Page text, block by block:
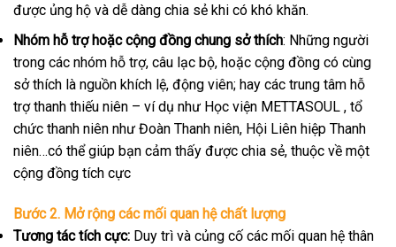
được ủng hộ và dễ dàng chia sẻ khi có khó khăn.
Nhóm hỗ trợ hoặc cộng đồng chung sở thích: Những người
trong các nhóm hỗ trợ, câu lạc bộ, hoặc cộng đồng có cùng
sở thích là nguồn khích lệ, động viên; hay các trung tâm hỗ
trợ thanh thiếu niên – ví dụ như Học viện METTASOUL , tổ
chức thanh niên như Đoàn Thanh niên, Hội Liên hiệp Thanh
niên…có thể giúp bạn cảm thấy được chia sẻ, thuộc về một
cộng đồng tích cực
Bước 2. Mở rộng các mối quan hệ chất lượng
Tương tác tích cực: Duy trì và củng cố các mối quan hệ thân